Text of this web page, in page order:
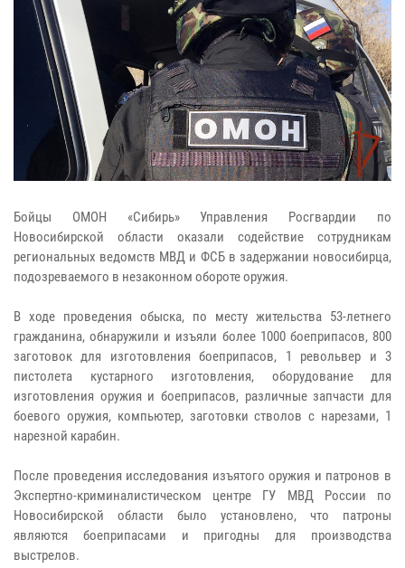
Бойцы ОМОН «Сибирь» Управления Росгвардии по
Новосибирской области оказали содействие сотрудникам
региональных ведомств МВД и ФСБ в задержании новосибирца,
подозреваемого в незаконном обороте оружия.
В ходе проведения обыска, по месту жительства 53-летнего
гражданина, обнаружили и изъяли более 1000 боеприпасов, 800
заготовок для изготовления боеприпасов, 1 револьвер и 3
пистолета кустарного изготовления, оборудование для
изготовления оружия и боеприпасов, различные запчасти для
боевого оружия, компьютер, заготовки стволов с нарезами, 1
нарезной карабин.
После проведения исследования изъятого оружия и патронов в
Экспертно-криминалистическом центре ГУ МВД России по
Новосибирской области было установлено, что патроны
являются боеприпасами и пригодны для производства
выстрелов.